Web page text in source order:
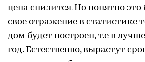
цена снизится. Но понятно это
свое отражение в статистике
дом будет построен, т.е в
год. Естественно, вырастут